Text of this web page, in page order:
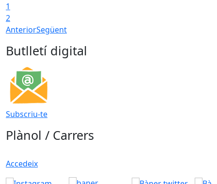
1
2
AnteriorSegüent
Butlletí digital
Subscriu-te
Plànol / Carrers
Accedeix